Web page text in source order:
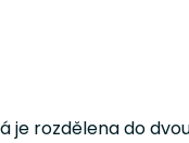
rozdělena do